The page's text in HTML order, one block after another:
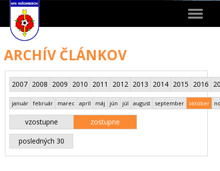
Toggle
ARCHÍV ČLÁNKOV
2007 2008 2009 2010 2011 2012 2013 2014 2015 2016
január február marec apríl máj jún júl august september október
vzostupne zostupne
posledných 30